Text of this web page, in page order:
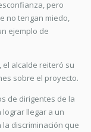
pero
no tengan miedo,
ejemplo de
el alcalde reiteró su
sobre el proyecto.
de dirigentes de la
llegar a un
discriminación que